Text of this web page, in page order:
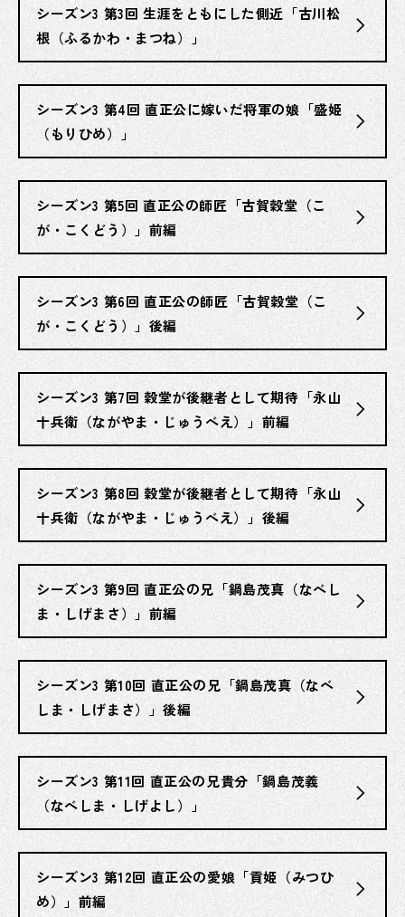
シーズン3 第3回 生涯をともにした側近「古川松
根（ふるかわ・まつね）」
シーズン3 第4回 直正公に嫁いだ将軍の娘「盛姫
（もりひめ）」
シーズン3 第5回 直正公の師匠「古賀穀堂（こ
が・こくどう）」前編
シーズン3 第6回 直正公の師匠「古賀穀堂（こ
が・こくどう）」後編
シーズン3 第7回 穀堂が後継者として期待「永山
十兵衛（ながやま・じゅうべえ）」前編
シーズン3 第8回 穀堂が後継者として期待「永山
十兵衛（ながやま・じゅうべえ）」後編
シーズン3 第9回 直正公の兄「鍋島茂真（なべし
ま・しげまさ）」前編
シーズン3 第10回 直正公の兄「鍋島茂真（なべ
しま・しげまさ）」後編
シーズン3 第11回 直正公の兄貴分「鍋島茂義
（なべしま・しげよし）」
シーズン3 第12回 直正公の愛娘「貢姫（みつひ
め）」前編